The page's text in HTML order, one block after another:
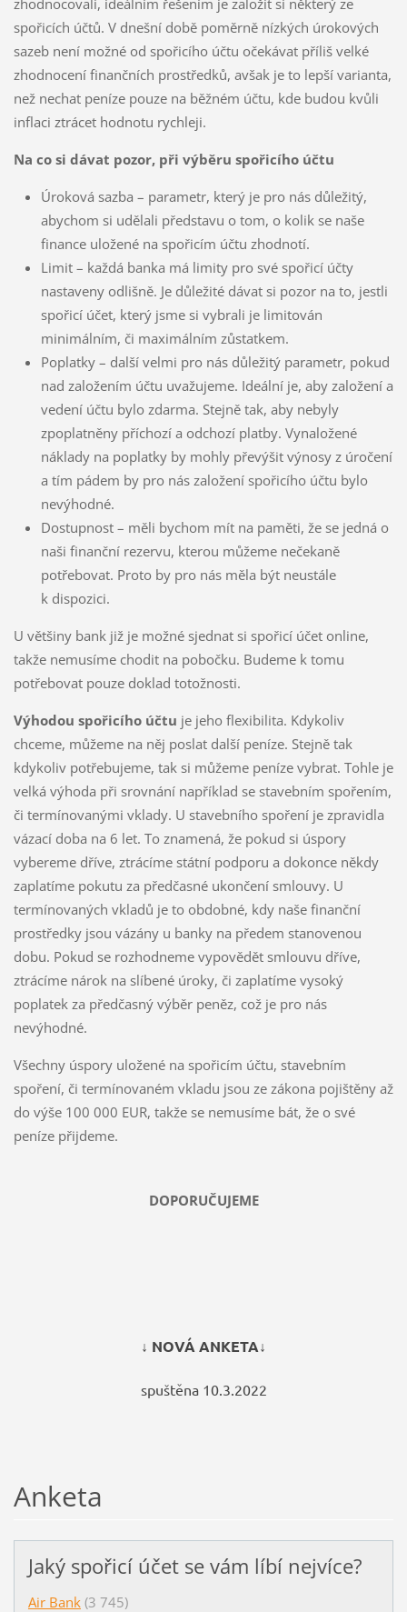
zhodnocovali, ideálním řešením je založit si některý ze
spořicích účtů. V dnešní době poměrně nízkých úrokových
sazeb není možné od spořicího účtu očekávat příliš velké
zhodnocení finančních prostředků, avšak je to lepší varianta,
než nechat peníze pouze na běžném účtu, kde budou kvůli
inflaci ztrácet hodnotu rychleji.
Na co si dávat pozor, při výběru spořicího účtu
Úroková sazba – parametr, který je pro nás důležitý,
abychom si udělali představu o tom, o kolik se naše
finance uložené na spořicím účtu zhodnotí.
Limit – každá banka má limity pro své spořicí účty
nastaveny odlišně. Je důležité dávat si pozor na to, jestli
spořicí účet, který jsme si vybrali je limitován
minimálním, či maximálním zůstatkem.
Poplatky – další velmi pro nás důležitý parametr, pokud
nad založením účtu uvažujeme. Ideální je, aby založení a
vedení účtu bylo zdarma. Stejně tak, aby nebyly
zpoplatněny příchozí a odchozí platby. Vynaložené
náklady na poplatky by mohly převýšit výnosy z úročení
a tím pádem by pro nás založení spořicího účtu bylo
nevýhodné.
Dostupnost – měli bychom mít na paměti, že se jedná o
naši finanční rezervu, kterou můžeme nečekaně
potřebovat. Proto by pro nás měla být neustále
k dispozici.
U většiny bank již je možné sjednat si spořicí účet online,
takže nemusíme chodit na pobočku. Budeme k tomu
potřebovat pouze doklad totožnosti.
Výhodou spořicího účtu je jeho flexibilita. Kdykoliv
chceme, můžeme na něj poslat další peníze. Stejně tak
kdykoliv potřebujeme, tak si můžeme peníze vybrat. Tohle je
velká výhoda při srovnání například se stavebním spořením,
či termínovanými vklady. U stavebního spoření je zpravidla
vázací doba na 6 let. To znamená, že pokud si úspory
vybereme dříve, ztrácíme státní podporu a dokonce někdy
zaplatíme pokutu za předčasné ukončení smlouvy. U
termínovaných vkladů je to obdobné, kdy naše finanční
prostředky jsou vázány u banky na předem stanovenou
dobu. Pokud se rozhodneme vypovědět smlouvu dříve,
ztrácíme nárok na slíbené úroky, či zaplatíme vysoký
poplatek za předčasný výběr peněz, což je pro nás
nevýhodné.
Všechny úspory uložené na spořicím účtu, stavebním
spoření, či termínovaném vkladu jsou ze zákona pojištěny až
do výše 100 000 EUR, takže se nemusíme bát, že o své
peníze přijdeme.
DOPORUČUJEME
↓ NOVÁ ANKETA↓
spuštěna 10.3.2022
Anketa
Jaký spořicí účet se vám líbí nejvíce?
Air Bank (3 745)